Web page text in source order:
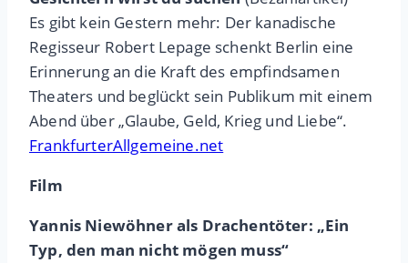
Es gibt kein Gestern mehr: Der kanadische
Regisseur Robert Lepage schenkt Berlin eine
Erinnerung an die Kraft des empfindsamen
Theaters und beglückt sein Publikum mit einem
Abend über „Glaube, Geld, Krieg und Liebe“.
FrankfurterAllgemeine.net
Film
Yannis Niewöhner als Drachentöter: „Ein
Typ, den man nicht mögen muss“